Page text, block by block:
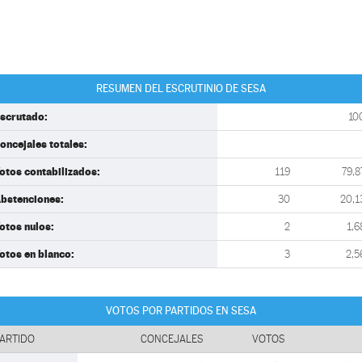
RESUMEN DEL ESCRUTINIO DE SESA
totales:
contabilizados: 119
30
nulos: 2
en blanco: 3
VOTOS POR PARTIDOS EN SESA
CONCEJALES VOTOS